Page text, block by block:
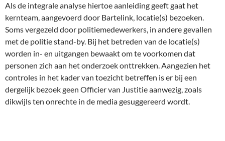
Als de integrale analyse hiertoe aanleiding geeft gaat het
kernteam, aangevoerd door Bartelink, locatie(s) bezoeken.
Soms vergezeld door politiemedewerkers, in andere gevallen
met de politie stand-by. Bij het betreden van de locatie(s)
worden in- en uitgangen bewaakt om te voorkomen dat
personen zich aan het onderzoek onttrekken. Aangezien het
controles in het kader van toezicht betreffen is er bij een
dergelijk bezoek geen Officier van Justitie aanwezig, zoals
dikwijls ten onrechte in de media gesuggereerd wordt.